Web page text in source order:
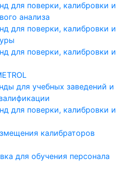
для поверки, калибровки и
анализа
для поверки, калибровки и
для поверки, калибровки и
для учебных заведений и
для поверки, калибровки и
калибраторов
для обучения персонала